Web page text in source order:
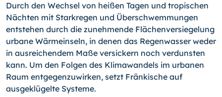
Durch den Wechsel von heißen Tagen und tropischen
Nächten mit Starkregen und Überschwemmungen
entstehen durch die zunehmende Flächenversiegelung
urbane Wärmeinseln, in denen das Regenwasser weder
in ausreichendem Maße versickern noch verdunsten
kann. Um den Folgen des Klimawandels im urbanen
Raum entgegenzuwirken, setzt Fränkische auf
ausgeklügelte Systeme.